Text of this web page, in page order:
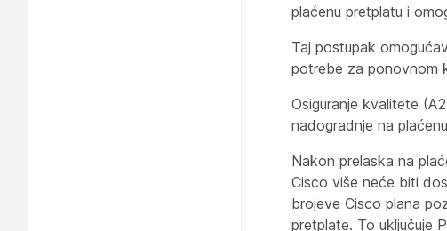
plaćenu pretplatu i
Taj postupak
potrebe za ponovnom
Osiguranje kvalitete
nadogradnje na
Nakon prelaska na
Cisco više neće biti
brojeve Cisco plana
pretplate. To uključuje